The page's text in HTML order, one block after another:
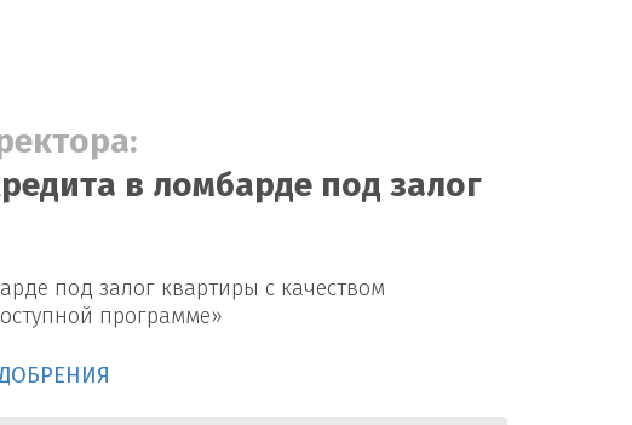
в ломбарде под залог
под залог квартиры с качеством
программе»